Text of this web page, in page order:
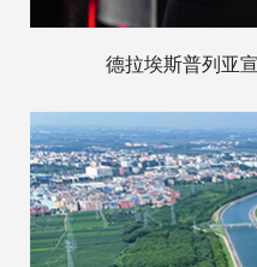
德拉埃斯普列亚